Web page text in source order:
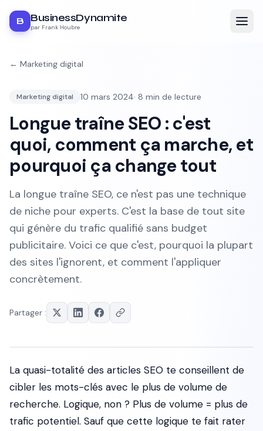
B BusinessDynamite
par Frank Houbre
← Marketing digital
Marketing digital 10 mars 2024· 8 min de lecture
Longue traîne SEO : c'est
quoi, comment ça marche, et
pourquoi ça change tout
La longue traîne SEO, ce n'est pas une technique
de niche pour experts. C'est la base de tout site
qui génère du trafic qualifié sans budget
publicitaire. Voici ce que c'est, pourquoi la plupart
des sites l'ignorent, et comment l'appliquer
concrètement.
Partager :
La quasi-totalité des articles SEO te conseillent de
cibler les mots-clés avec le plus de volume de
recherche. Logique, non ? Plus de volume = plus de
trafic potentiel. Sauf que cette logique te fait rater